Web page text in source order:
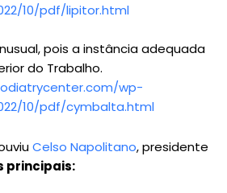
10/pdf/lipitor.html
pois a instância adequada
do Trabalho.
wp-
10/pdf/cymbalta.html
Celso Napolitano, presidente
principais: